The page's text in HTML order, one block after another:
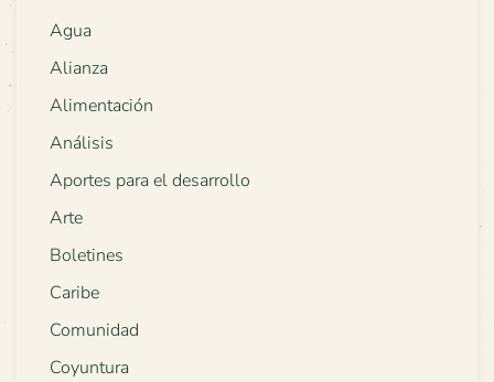
Agua
Alianza
Alimentación
Análisis
Aportes para el desarrollo
Arte
Boletines
Caribe
Comunidad
Coyuntura